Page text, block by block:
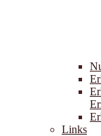
Links